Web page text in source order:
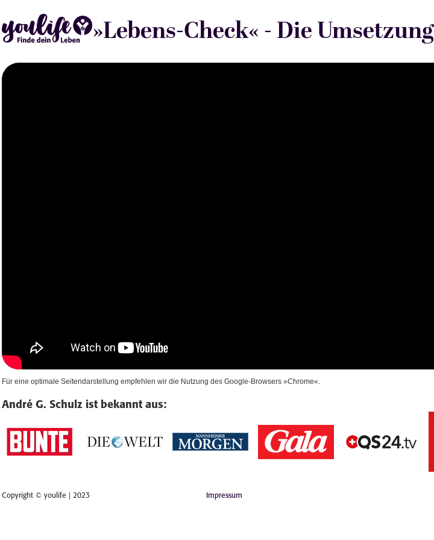
»Lebens-Check« - Die Umsetzung
Für eine optimale Seitendarstellung empfehlen wir die Nutzung des Google-Browsers »Chrome«.
André G. Schulz ist bekannt aus:
Copyright © youlife | 2023 Impressum